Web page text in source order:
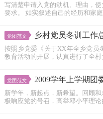
写清楚申请入党的动机、理由，
要求。 如实叙述自己的经历和家
党团范文 乡村党员冬训工作
按照乡党委《关于XX年全乡党员
教育活动的开展，认真进行了全
党团范文 2009学年上学期团
新学年，新起点，新希望。回顾
极响应党的号召，高举邓小平理